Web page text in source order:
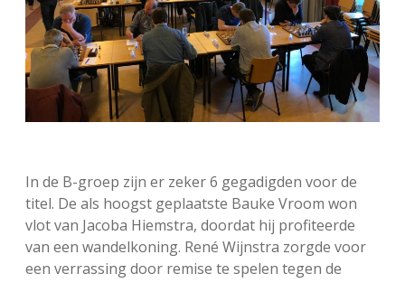
In de B-groep zijn er zeker 6 gegadigden voor de
titel. De als hoogst geplaatste Bauke Vroom won
vlot van Jacoba Hiemstra, doordat hij profiteerde
van een wandelkoning. René Wijnstra zorgde voor
een verrassing door remise te spelen tegen de